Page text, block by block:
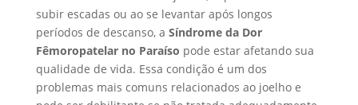
subir escadas ou ao se levantar após longos
períodos de descanso, a Síndrome da Dor
Fêmoropatelar no Paraíso pode estar afetando sua
qualidade de vida. Essa condição é um dos
problemas mais comuns relacionados ao joelho e